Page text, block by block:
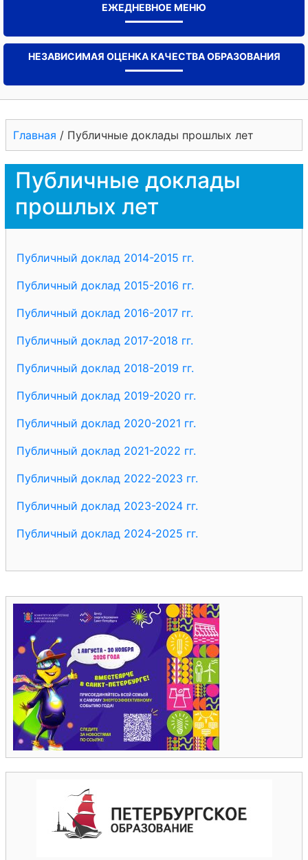
ЕЖЕДНЕВНОЕ МЕНЮ
НЕЗАВИСИМАЯ ОЦЕНКА КАЧЕСТВА ОБРАЗОВАНИЯ
Главная / Публичные доклады прошлых лет
Публичные доклады
прошлых лет
Публичный доклад 2014-2015 гг.
Публичный доклад 2015-2016 гг.
Публичный доклад 2016-2017 гг.
Публичный доклад 2017-2018 гг.
Публичный доклад 2018-2019 гг.
Публичный доклад 2019-2020 гг.
Публичный доклад 2020-2021 гг.
Публичный доклад 2021-2022 гг.
Публичный доклад 2022-2023 гг.
Публичный доклад 2023-2024 гг.
Публичный доклад 2024-2025 гг.